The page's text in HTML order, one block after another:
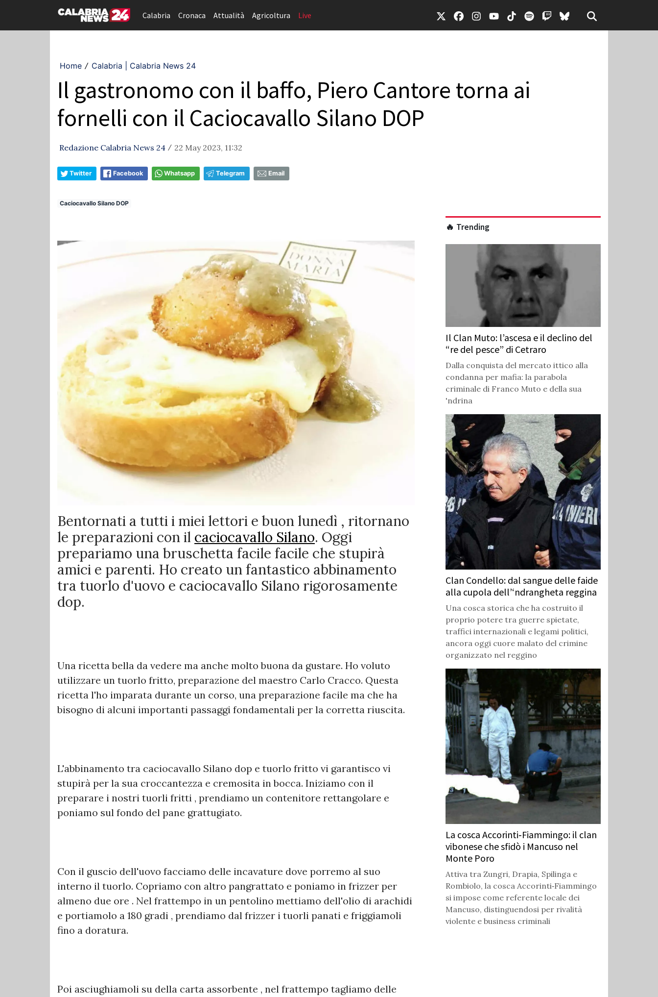
Calabria Cronaca Attualità Agricoltura Live
Home / Calabria | Calabria News 24
Il gastronomo con il baffo, Piero Cantore torna ai
fornelli con il Caciocavallo Silano DOP
Redazione Calabria News 24 / 22 May 2023, 11:32
Twitter Facebook Whatsapp Telegram Email
Caciocavallo Silano DOP
Bentornati a tutti i miei lettori e buon lunedì , ritornano
le preparazioni con il caciocavallo Silano. Oggi
prepariamo una bruschetta facile facile che stupirà
amici e parenti. Ho creato un fantastico abbinamento
tra tuorlo d'uovo e caciocavallo Silano rigorosamente
dop.
Una ricetta bella da vedere ma anche molto buona da gustare. Ho voluto
utilizzare un tuorlo fritto, preparazione del maestro Carlo Cracco. Questa
ricetta l'ho imparata durante un corso, una preparazione facile ma che ha
bisogno di alcuni importanti passaggi fondamentali per la corretta riuscita.
L'abbinamento tra caciocavallo Silano dop e tuorlo fritto vi garantisco vi
stupirà per la sua croccantezza e cremosita in bocca. Iniziamo con il
preparare i nostri tuorli fritti , prendiamo un contenitore rettangolare e
poniamo sul fondo del pane grattugiato.
Con il guscio dell'uovo facciamo delle incavature dove porremo al suo
interno il tuorlo. Copriamo con altro pangrattato e poniamo in frizzer per
almeno due ore . Nel frattempo in un pentolino mettiamo dell'olio di arachidi
e portiamolo a 180 gradi , prendiamo dal frizzer i tuorli panati e friggiamoli
fino a doratura.
Poi asciughiamoli su della carta assorbente , nel frattempo tagliamo delle
🔥 Trending
Il Clan Muto: l’ascesa e il declino del
“re del pesce” di Cetraro
Dalla conquista del mercato ittico alla
condanna per mafia: la parabola
criminale di Franco Muto e della sua
'ndrina
Clan Condello: dal sangue delle faide
alla cupola dell’‘ndrangheta reggina
Una cosca storica che ha costruito il
proprio potere tra guerre spietate,
traffici internazionali e legami politici,
ancora oggi cuore malato del crimine
organizzato nel reggino
La cosca Accorinti‑Fiammingo: il clan
vibonese che sfidò i Mancuso nel
Monte Poro
Attiva tra Zungri, Drapia, Spilinga e
Rombiolo, la cosca Accorinti‑Fiammingo
si impose come referente locale dei
Mancuso, distinguendosi per rivalità
violente e business criminali